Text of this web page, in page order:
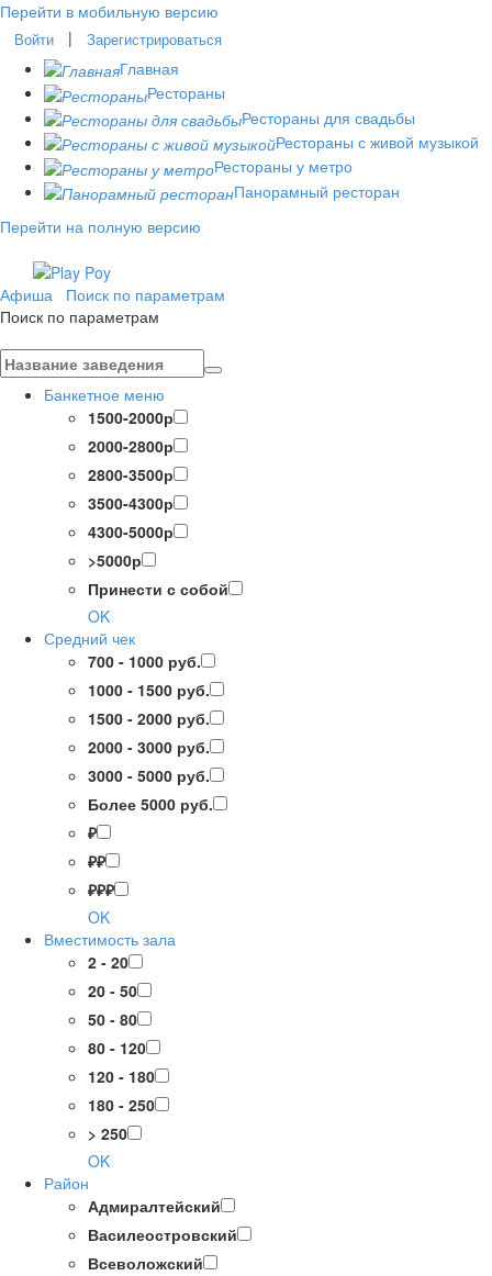
Перейти в мобильную версию
Войти | Зарегистрироваться
Главная
Рестораны
Рестораны для свадьбы
Рестораны с живой музыкой
Рестораны у метро
Панорамный ресторан
Перейти на полную версию
Афиша
Поиск по параметрам
Поиск по параметрам
Банкетное меню
1500-2000р
2000-2800р
2800-3500р
3500-4300р
4300-5000р
>5000р
Принести с собой
OK
Средний чек
700 - 1000 руб.
1000 - 1500 руб.
1500 - 2000 руб.
2000 - 3000 руб.
3000 - 5000 руб.
Более 5000 руб.
₽
₽₽
₽₽₽
OK
Вместимость зала
2 - 20
20 - 50
50 - 80
80 - 120
120 - 180
180 - 250
> 250
OK
Район
Адмиралтейский
Василеостровский
Всеволожский